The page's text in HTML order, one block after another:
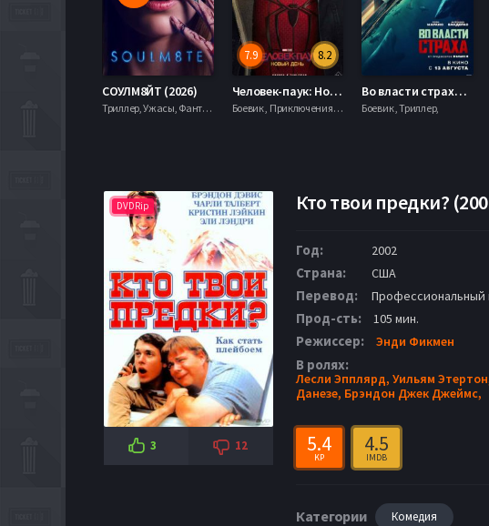
СОУЛМ8ЙТ (2026)
Триллер, Ужасы, Фантастика,
8.2
7.9
Человек-паук: Новый день (2026)
Боевик , Приключения, Фантастика, Фэнтези,
Во власти страха (2026)
Боевик , Триллер,
DVDRip
3 12
Кто твои предки?
Год: 2002
Страна: США
Перевод: Профессиональный
Прод-сть: 105 мин.
Режиссер: Энди Фикмен
В ролях:
Лесли Эпплярд, Уильям
Данезе, Брэндон Джек Джеймс,
5.4
KP
4.5
IMDB
Категории Комедия